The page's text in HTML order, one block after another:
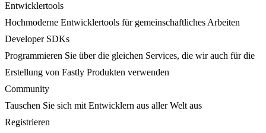
Entwicklertools
Hochmoderne Entwicklertools für gemeinschaftliches Arbeiten
Developer SDKs
Programmieren Sie über die gleichen Services, die wir auch für die
Erstellung von Fastly Produkten verwenden
Community
Tauschen Sie sich mit Entwicklern aus aller Welt aus
Registrieren